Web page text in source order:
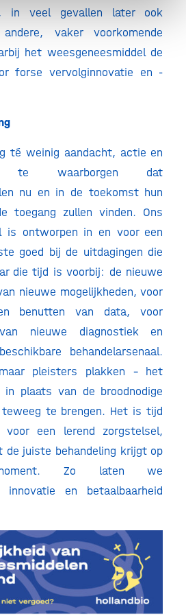
in veel gevallen later ook
vaker voorkomende
het weesgeneesmiddel de
forse vervolginnovatie en -
té weinig aandacht, actie en
te waarborgen dat
nu en in de toekomst hun
toegang zullen vinden. Ons
is ontworpen in en voor een
goed bij de uitdagingen die
die tijd is voorbij: de nieuwe
nieuwe mogelijkheden, voor
benutten van data, voor
nieuwe diagnostiek en
behandelarsenaal.
pleisters plakken – het
in plaats van de broodnodige
te brengen. Het is tijd
voor een lerend zorgstelsel,
de juiste behandeling krijgt op
Zo laten we
innovatie en betaalbaarheid